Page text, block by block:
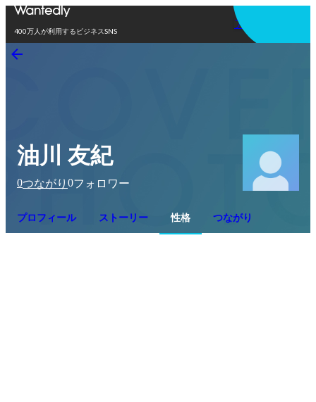
400万人が利用するビジネスSNS
アプリを使う
油川 友紀
0つながり 0フォロワー
プロフィール ストーリー 性格 つながり